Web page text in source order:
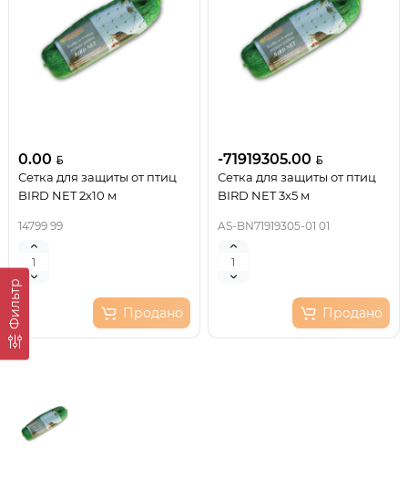
Фильтр
0.00
Сетка для защиты от птиц
BIRD NET 2х10 м
14799 99
Продано
-71919305.00
Сетка для защиты от птиц
BIRD NET 3х5 м
AS-BN71919305-01 01
Продано